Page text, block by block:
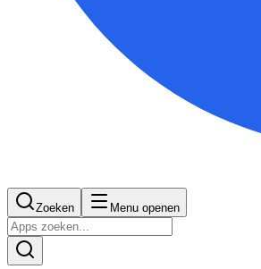
Zoeken Menu openen